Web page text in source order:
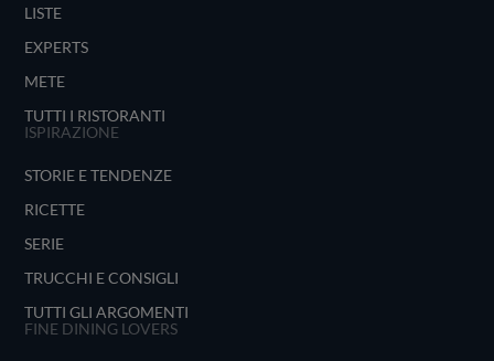
LISTE
EXPERTS
METE
TUTTI I RISTORANTI
ISPIRAZIONE
STORIE E TENDENZE
RICETTE
SERIE
TRUCCHI E CONSIGLI
TUTTI GLI ARGOMENTI
FINE DINING LOVERS